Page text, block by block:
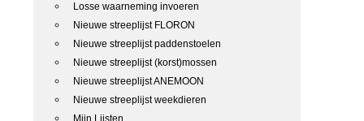
Losse waarneming invoeren
Nieuwe streeplijst FLORON
Nieuwe streeplijst paddenstoelen
Nieuwe streeplijst (korst)mossen
Nieuwe streeplijst ANEMOON
Nieuwe streeplijst weekdieren
Mijn Lijsten